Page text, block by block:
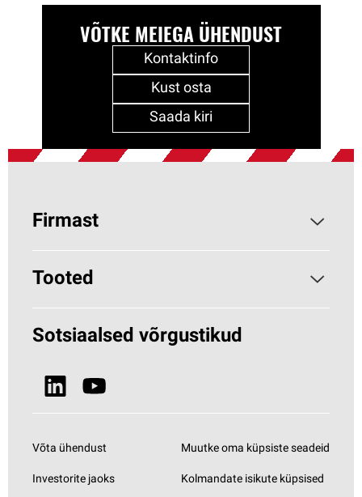
VÕTKE MEIEGA ÜHENDUST
Kontaktinfo
Kust osta
Saada kiri
Firmast
Parocist
Miks kivivill?
Jätkusuutlikkus
Uudised ja meedia
Tooted
Hoonete soojustamine
Sotsiaalsed võrgustikud
Võta ühendust
Investorite jaoks
Muutke oma küpsiste seadeid
Kolmandate isikute küpsised